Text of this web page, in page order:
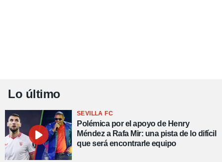
Lo último
SEVILLA FC
Polémica por el apoyo de Henry
Méndez a Rafa Mir: una pista de lo difícil
que será encontrarle equipo